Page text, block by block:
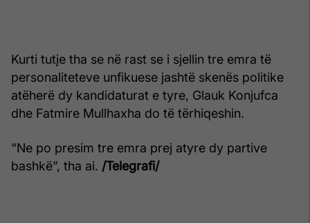
Kurti tutje tha se në rast se i sjellin tre emra të
personaliteteve unfikuese jashtë skenës politike
atëherë dy kandidaturat e tyre, Glauk Konjufca
dhe Fatmire Mullhaxha do të tërhiqeshin.
“Ne po presim tre emra prej atyre dy partive
bashkë”, tha ai. /Telegrafi/